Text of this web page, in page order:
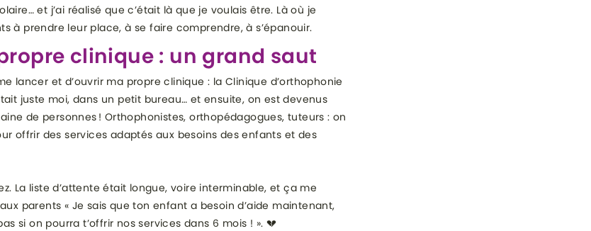
et j’ai réalisé que c’était là que je voulais être. Là où je
à prendre leur place, à se faire comprendre, à s’épanouir.
clinique : un grand saut
lancer et d’ouvrir ma propre clinique : la Clinique d’orthophonie
juste moi, dans un petit bureau… et ensuite, on est devenus
de personnes ! Orthophonistes, orthopédagogues, tuteurs : on
offrir des services adaptés aux besoins des enfants et des
La liste d’attente était longue, voire interminable, et ça me
parents « Je sais que ton enfant a besoin d’aide maintenant,
si on pourra t’offrir nos services dans 6 mois ! ». 💔